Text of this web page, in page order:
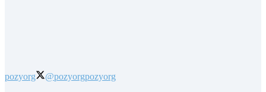
pozyorg @pozyorgpozyorg